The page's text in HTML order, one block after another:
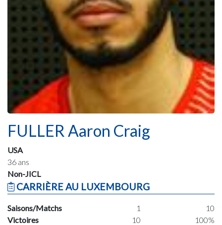
FULLER Aaron Craig
USA
36 ans
Non-JICL
CARRIÈRE AU LUXEMBOURG
Saisons/Matchs 1
10
Victoires
10
100%